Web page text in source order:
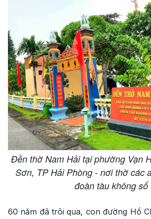
Đền thờ Nam Hải tại phường Vạn
Sơn, TP Hải Phòng - nơi thờ các
đoàn tàu không số
60 năm đã trôi qua, con đường Hồ